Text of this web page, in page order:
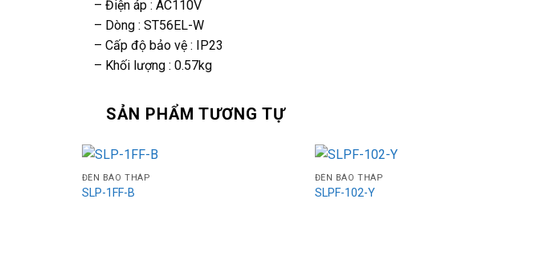
– Điện áp : AC110V
– Dòng : ST56EL-W
– Cấp độ bảo vệ : IP23
– Khối lượng : 0.57kg
SẢN PHẨM TƯƠNG TỰ
ĐÈN BÁO THÁP
SLP-1FF-B
ĐÈN BÁO THÁP
SLPF-102-Y